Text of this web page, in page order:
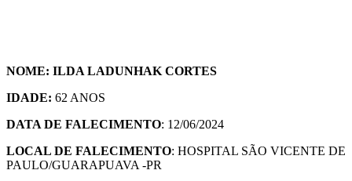
NOME: ILDA LADUNHAK CORTES
IDADE: 62 ANOS
DATA DE FALECIMENTO: 12/06/2024
LOCAL DE FALECIMENTO: HOSPITAL SÃO VICENTE DE
PAULO/GUARAPUAVA -PR